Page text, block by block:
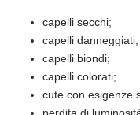
capelli secchi;
capelli danneggiati;
capelli biondi;
capelli colorati;
cute con esigenze